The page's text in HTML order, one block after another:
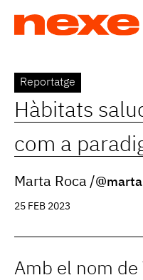
Back
to
top
Reportatge
Hàbitats
com a
Marta Roca
25 FEB 2023
Amb el nom de